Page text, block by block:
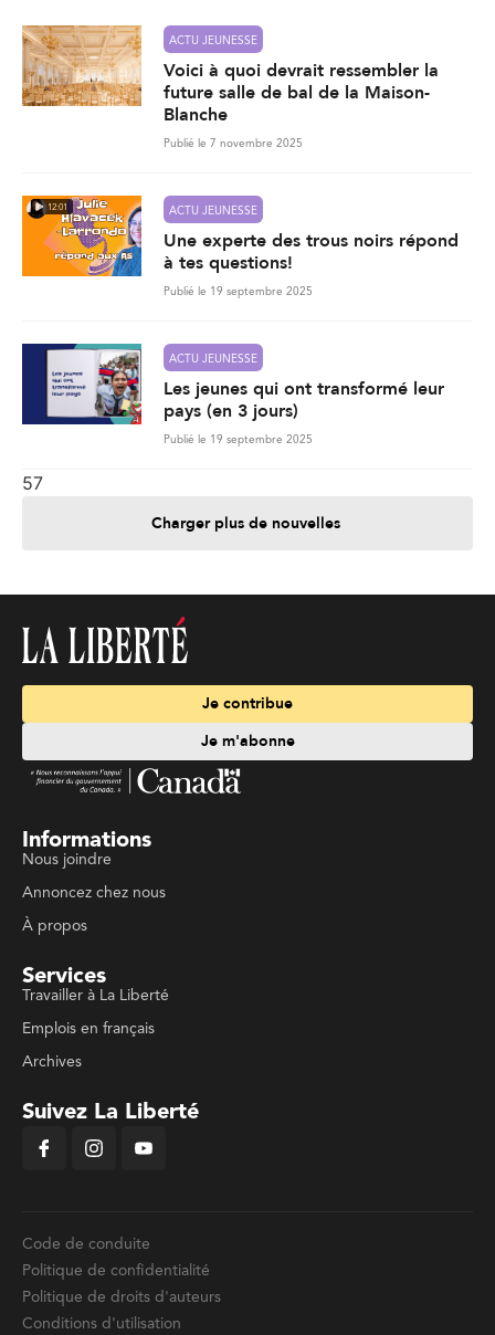
ACTU JEUNESSE
Voici à quoi devrait ressembler la
future salle de bal de la Maison-
Blanche
Publié le 7 novembre 2025
12:01 ACTU JEUNESSE
Une experte des trous noirs répond
à tes questions!
Publié le 19 septembre 2025
ACTU JEUNESSE
Les jeunes qui ont transformé leur
pays (en 3 jours)
Publié le 19 septembre 2025
57
Charger plus de nouvelles
Je contribue
Je m'abonne
Informations
Nous joindre
Annoncez chez nous
À propos
Services
Travailler à La Liberté
Emplois en français
Archives
Suivez La Liberté
Code de conduite
Politique de confidentialité
Politique de droits d'auteurs
Conditions d'utilisation